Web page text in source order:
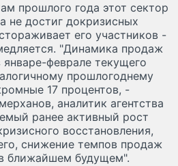
прошлого года этот сектор
не достиг докризисных
его участников -
"Динамика продаж
феврале текущего
прошлогоднему
17 процентов, -
аналитик агентства
ранее активный рост
восстановления,
снижение темпов продаж
ближайшем будущем".